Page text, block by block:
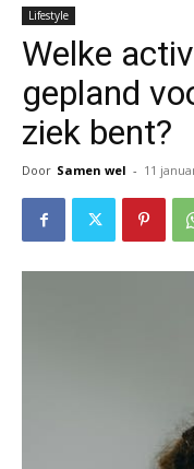
Lifestyle
Welke
gepland
ziek bent?
Door Samen wel - 11